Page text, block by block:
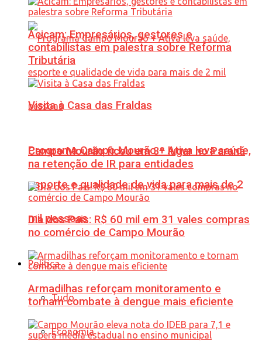
Programa Campo Mourão + Ativa leva saúde,
esporte e qualidade de vida para mais de 2
mil pessoas
Política
Tudo
Economia
Acicam: Empresários, gestores e
contabilistas em palestra sobre Reforma
Tributária
Visita à Casa das Fraldas
Campo Mourão ficou em 3º lugar no Paraná
na retenção de IR para entidades
Dia dos Pais: R$ 60 mil em 31 vales compras
no comércio de Campo Mourão
Armadilhas reforçam monitoramento e
tornam combate à dengue mais eficiente